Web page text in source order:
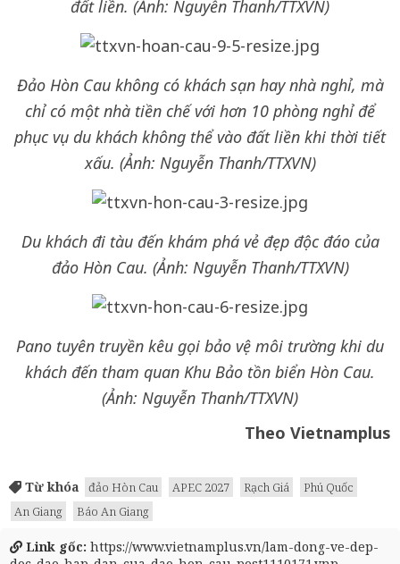
đất liền. (Ảnh: Nguyễn Thanh/TTXVN)
Đảo Hòn Cau không có khách sạn hay nhà nghỉ, mà
chỉ có một nhà tiền chế với hơn 10 phòng nghỉ để
phục vụ du khách không thể vào đất liền khi thời tiết
xấu. (Ảnh: Nguyễn Thanh/TTXVN)
Du khách đi tàu đến khám phá vẻ đẹp độc đáo của
đảo Hòn Cau. (Ảnh: Nguyễn Thanh/TTXVN)
Pano tuyên truyền kêu gọi bảo vệ môi trường khi du
khách đến tham quan Khu Bảo tồn biển Hòn Cau.
(Ảnh: Nguyễn Thanh/TTXVN)
Theo Vietnamplus
Từ khóa đảo Hòn Cau APEC 2027 Rạch Giá
Phú Quốc
An Giang
Báo An Giang
Link gốc: https://www.vietnamplus.vn/lam-dong-ve-dep-